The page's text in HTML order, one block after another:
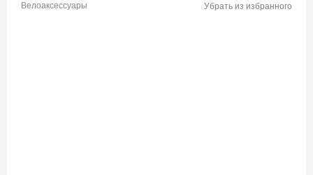
Велоаксессуары Убрать из избранного